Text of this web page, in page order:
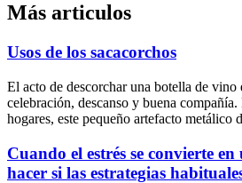
Más articulos
Usos de los sacacorchos
El acto de descorchar una botella de vino
celebración, descanso y buena
hogares, este pequeño artefacto metálico
Cuando el estrés se convierte
hacer si las estrategias